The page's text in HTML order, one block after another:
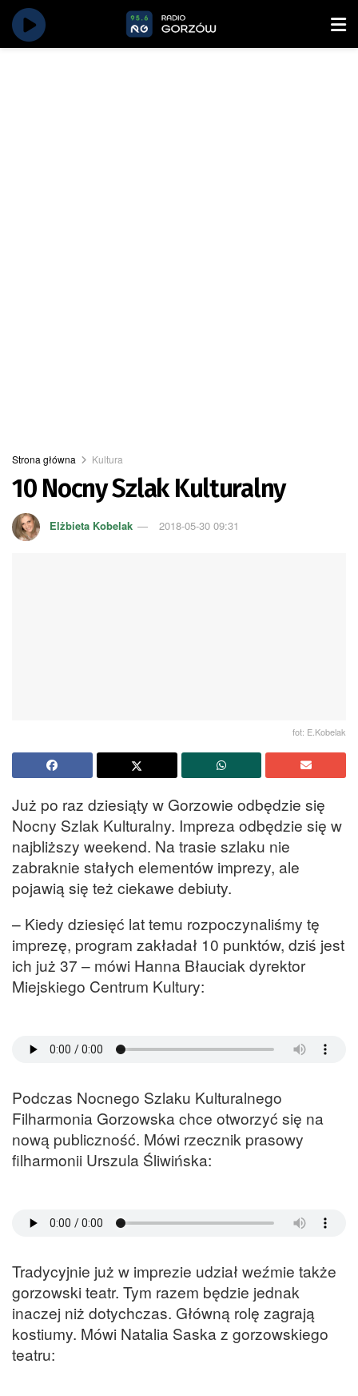
Strona główna Kultura
10 Nocny Szlak Kulturalny
Elżbieta Kobelak 2018-05-30 09:31
fot: E.Kobelak
Już po raz dziesiąty w Gorzowie odbędzie się
Nocny Szlak Kulturalny. Impreza odbędzie się w
najbliższy weekend. Na trasie szlaku nie
zabraknie stałych elementów imprezy, ale
pojawią się też ciekawe debiuty.
– Kiedy dziesięć lat temu rozpoczynaliśmy tę
imprezę, program zakładał 10 punktów, dziś jest
ich już 37 – mówi Hanna Błauciak dyrektor
Miejskiego Centrum Kultury:
Podczas Nocnego Szlaku Kulturalnego
Filharmonia Gorzowska chce otworzyć się na
nową publiczność. Mówi rzecznik prasowy
filharmonii Urszula Śliwińska:
Tradycyjnie już w imprezie udział weźmie także
gorzowski teatr. Tym razem będzie jednak
inaczej niż dotychczas. Główną rolę zagrają
kostiumy. Mówi Natalia Saska z gorzowskiego
teatru: